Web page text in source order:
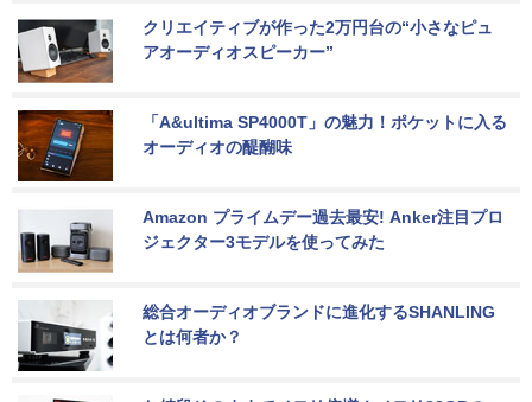
クリエイティブが作った2万円台の“小さなピュ
アオーディオスピーカー”
「A&ultima SP4000T」の魅力！ポケットに入る
オーディオの醍醐味
Amazon プライムデー過去最安! Anker注目プロ
ジェクター3モデルを使ってみた
総合オーディオブランドに進化するSHANLING
とは何者か？